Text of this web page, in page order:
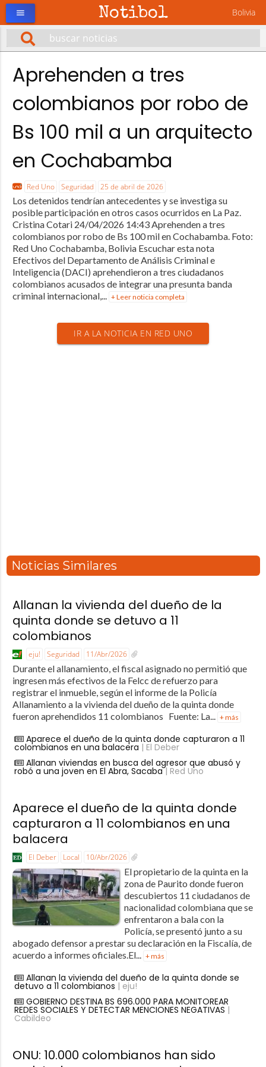
Notibol Bolivia
menu
Aprehenden a tres
colombianos por robo de
Bs 100 mil a un arquitecto
en Cochabamba
Red Uno Seguridad 25 de abril de 2026
Los detenidos tendrían antecedentes y se investiga su
posible participación en otros casos ocurridos en La Paz.
Cristina Cotari 24/04/2026 14:43 Aprehenden a tres
colombianos por robo de Bs 100 mil en Cochabamba. Foto:
Red Uno Cochabamba, Bolivia Escuchar esta nota
Efectivos del Departamento de Análisis Criminal e
Inteligencia (DACI) aprehendieron a tres ciudadanos
colombianos acusados de integrar una presunta banda
criminal internacional,... + Leer noticia completa
IR A LA NOTICIA EN RED UNO
Noticias Similares
Allanan la vivienda del dueño de la
quinta donde se detuvo a 11
colombianos
eju! Seguridad 11/Abr/2026
Durante el allanamiento, el fiscal asignado no permitió que
ingresen más efectivos de la Felcc de refuerzo para
registrar el inmueble, según el informe de la Policía
Allanamiento a la vivienda del dueño de la quinta donde
fueron aprehendidos 11 colombianos Fuente: La... + más
Aparece el dueño de la quinta donde capturaron a 11
colombianos en una balacera | El Deber
Allanan viviendas en busca del agresor que abusó y
robó a una joven en El Abra, Sacaba| Red Uno
Aparece el dueño de la quinta donde
capturaron a 11 colombianos en una
balacera
El Deber Local 10/Abr/2026
El propietario de la quinta en la
zona de Paurito donde fueron
descubiertos 11 ciudadanos de
nacionalidad colombiana que se
enfrentaron a bala con la
Policía, se presentó junto a su
abogado defensor a prestar su declaración en la Fiscalía, de
acuerdo a informes oficiales.El...
+ más
Allanan la vivienda del dueño de la quinta donde se
detuvo a 11 colombianos | eju!
GOBIERNO DESTINA BS 696.000 PARA MONITOREAR
REDES SOCIALES Y DETECTAR MENCIONES NEGATIVAS |
Cabildeo
ONU: 10.000 colombianos han sido